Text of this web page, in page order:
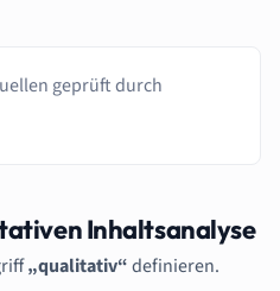
geprüft durch
Inhaltsanalyse
„qualitativ“definieren.